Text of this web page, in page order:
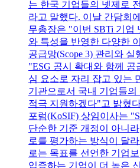
는 한국 기업들의 넷제로
라고 말했다. 이날 간담회
무총장은 "이번 SBTi 기업
와 특성을 반영한 다양한
공급망(Scope 3) 관리와
"ESG 공시 확대와 함께
심 요소로 자리 잡고 있는
기관으로서 국내 기업들
적극 지원하겠다"고 밝혔
포럼(KoSIF) 상임이사는
단순한 기준 개정이 아니
로를 평가하는 방식이 달
로는 목표를 선언한 기업
입증하는 기업이 더 높은